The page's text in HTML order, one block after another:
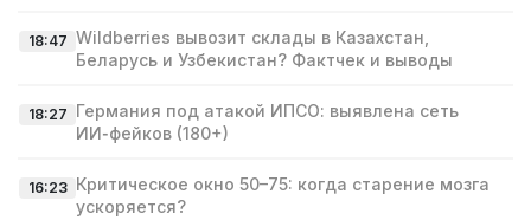
18:47 Wildberries вывозит склады в Казахстан,
Беларусь и Узбекистан? Фактчек и выводы
18:27 Германия под атакой ИПСО: выявлена сеть
ИИ‑фейков (180+)
16:23 Критическое окно 50–75: когда старение мозга
ускоряется?